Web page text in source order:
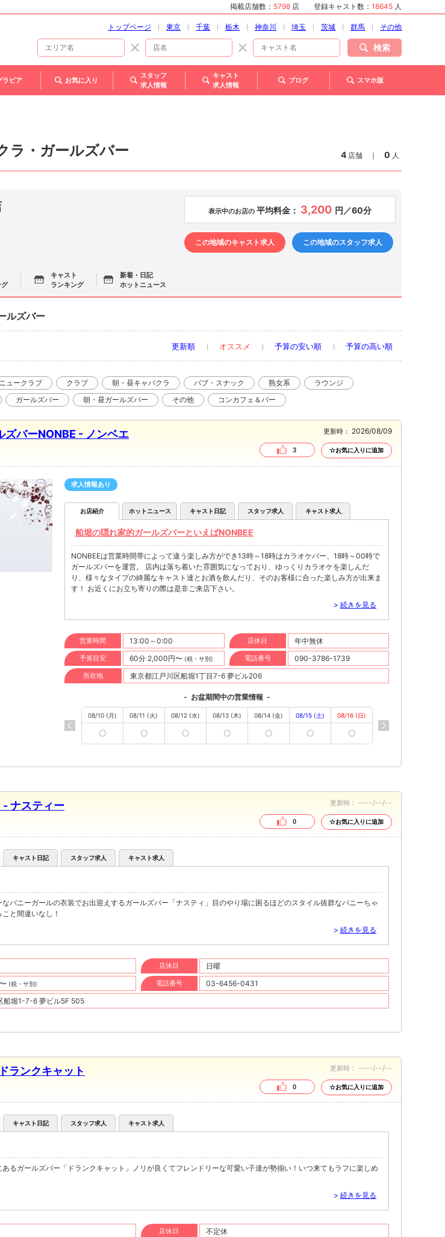
掲載店舗数： 5798 店 登録キャスト数： 18645 人
トップページ 東京 千葉 栃木 神奈川 埼玉 茨城 群馬 その他
検索
ラビア お気に入り
スタッフ
求人情報
キャスト
求人情報
ブログ スマホ版
ラ・ガールズバー 4 店舗 ｜ 0 人
表示中のお店の 平均料金： 3,200 円／60分
この地域のキャスト求人 この地域のスタッフ求人
キャスト
ランキング
新着・日記
ホットニュース
ルズバー
更新順 オススメ 予算の安い順 予算の高い順
ュークラブ クラブ 朝・昼キャバクラ パブ・スナック 熟女系
ラウンジ
ガールズバー 朝・昼ガールズバー その他 コンカフェ＆バー
ズバーNONBE - ノンベエ 更新時： 2026/08/09
3 ☆お気に入りに追加
求人情報あり
お店紹介 ホットニュース キャスト日記 スタッフ求人 キャスト求人
船堀の隠れ家的ガールズバーといえばNONBEE
NONBEEは営業時間帯によって違う楽しみ方ができ13時～18時はカラオケバー、18時～00時で
ガールズバーを運営。 店内は落ち着いた雰囲気になっており、ゆっくりカラオケを楽しんだ
り、様々なタイプの綺麗なキャスト達とお酒を飲んだり、そのお客様に合った楽しみ方が出来ま
す！ お近くにお立ち寄りの際は是非ご来店下さい。
> 続きを見る
営業時間 13:00～0:00 店休日 年中無休
予算目安 60分 2,000円〜 (税・サ別) 電話番号 090-3786-1739
所在地 東京都江戸川区船堀1丁目7-6 夢ビル206
- お盆期間中の営業情報 -
08/10 (月)
〇
08/11 (火)
〇
08/12 (水)
〇
08/13 (木)
〇
08/14 (金)
〇
08/15 (土)
〇
08/16 (日)
〇
ナスティー 更新時： ----/--/--
0 ☆お気に入りに追加
キャスト日記 スタッフ求人 キャスト求人
バニーガールの衣装でお出迎えするガールズバー「ナスティ」目のやり場に困るほどのスタイル抜群なバニーちゃ
と間違いなし！
> 続きを見る
店休日 日曜
(税・サ別) 電話番号 03-6456-0431
船堀1-7-6 夢ビル5F 505
ランクキャット 更新時： ----/--/--
0 ☆お気に入りに追加
キャスト日記 スタッフ求人 キャスト求人
るガールズバー「ドランクキャット」ノリが良くてフレンドリーな可愛い子達が勢揃い！いつ来てもラフに楽しめ
> 続きを見る
店休日 不定休